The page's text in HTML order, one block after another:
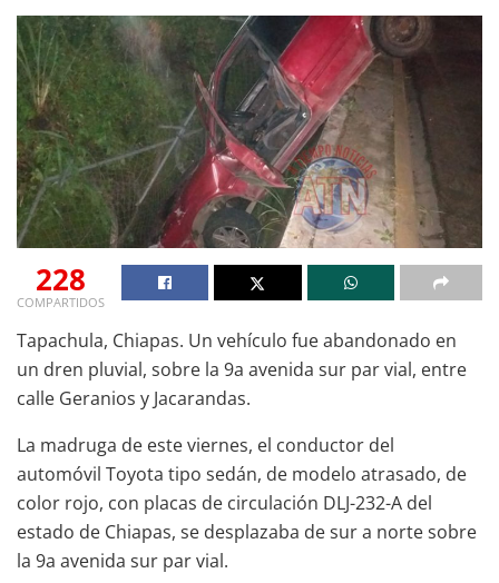
228
COMPARTIDOS
Tapachula, Chiapas. Un vehículo fue abandonado en
un dren pluvial, sobre la 9a avenida sur par vial, entre
calle Geranios y Jacarandas.
La madruga de este viernes, el conductor del
automóvil Toyota tipo sedán, de modelo atrasado, de
color rojo, con placas de circulación DLJ-232-A del
estado de Chiapas, se desplazaba de sur a norte sobre
la 9a avenida sur par vial.